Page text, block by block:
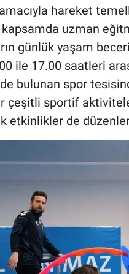
amacıyla hareket
uzman
günlük yaşam
ile 17.00 saatleri
bulunan spor
çeşitli sportif
etkinlikler de